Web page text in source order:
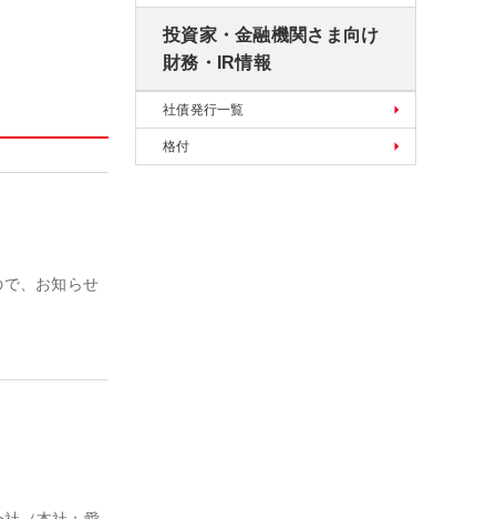
、お知らせ
投資家・金融機関さま向け
財務・IR情報
社債発行一覧
格付